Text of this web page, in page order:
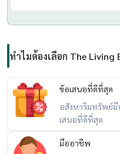
ทำไมต้องเลือก The Living
ข้อเสนอที่ดีที่สุด
อสังหาริมทรัพย์มื
เสนอที่ดีที่สุด
มืออาชีพ